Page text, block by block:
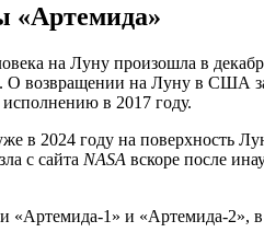
«Артемида»
на Луну произошла в
О возвращении на Луну в США
в 2017 году.
в 2024 году на поверхность
с сайта NASA вскоре после
«Артемида-1» и «Артемида-